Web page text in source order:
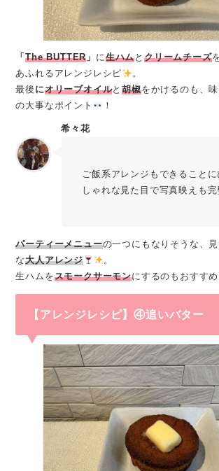
「The BUTTER 」 に生ハムとクリームチーズ
あふれるアレンジレシピ
。
最後 にオリーブオイルと胡椒をかけるのも、
の大事なポイント
！
希々花
ご飯系アレンジもできること
しゃれな見た目で写真映えも完
パーティーメニューの一つにもなりそうな、
な大人アレンジ
。
生ハムをスモークサーモンにするのもおすすめ
【アレンジレシピ】④追いバター